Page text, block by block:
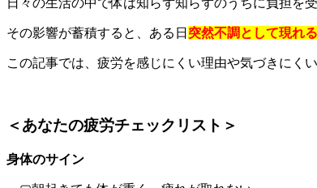
日々の生活の中で体は知らず知らずのうちに負担を
その影響が蓄積すると、ある日 突然不調として現れる
この記事では、疲労を感じにくい理由や気づきにく
＜あなたの疲労チェックリスト＞
身体のサイン